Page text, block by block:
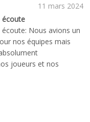
11 mars 2024
écoute
Nous avions un
nos équipes mais
joueurs et nos
leurs dévouements et
Le service